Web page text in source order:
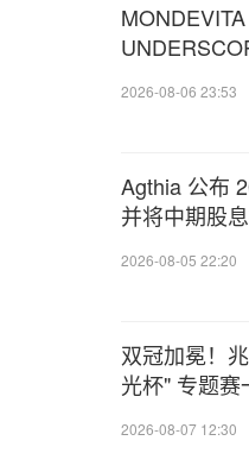
2026-08-06 23:53
Agthia 公布
并将中期股
2026-08-05 22:20
双冠加冕！
光杯" 专题
2026-08-07 12:30